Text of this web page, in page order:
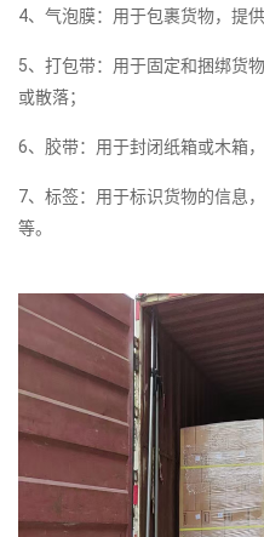
4、气泡膜：用于包裹货物，提
5、打包带：用于固定和捆绑货
或散落；
6、胶带：用于封闭纸箱或木箱
7、标签：用于标识货物的信息
等。